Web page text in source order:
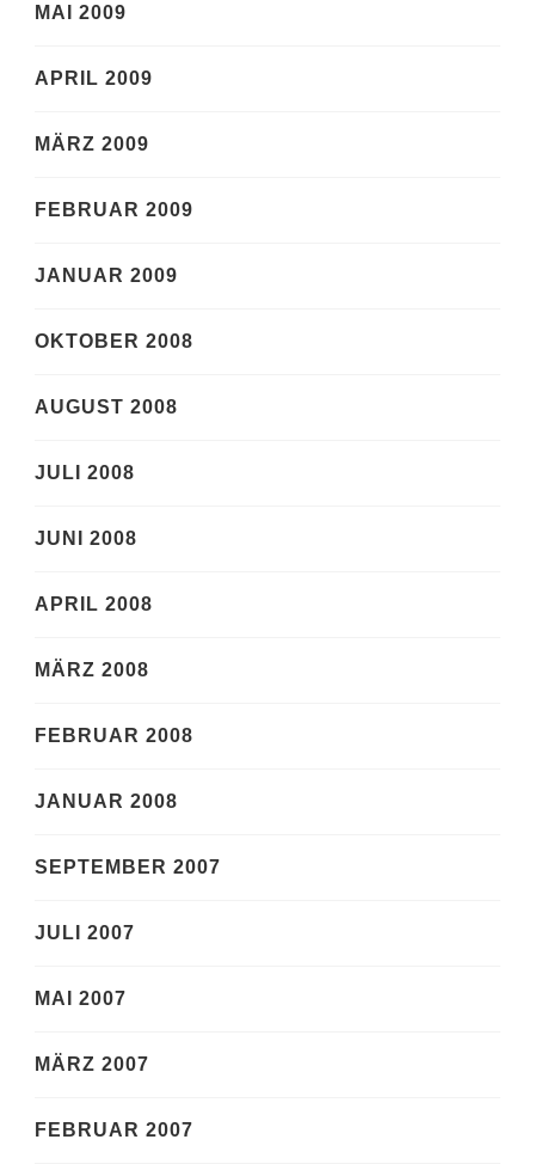
MAI 2009
APRIL 2009
MÄRZ 2009
FEBRUAR 2009
JANUAR 2009
OKTOBER 2008
AUGUST 2008
JULI 2008
JUNI 2008
APRIL 2008
MÄRZ 2008
FEBRUAR 2008
JANUAR 2008
SEPTEMBER 2007
JULI 2007
MAI 2007
MÄRZ 2007
FEBRUAR 2007